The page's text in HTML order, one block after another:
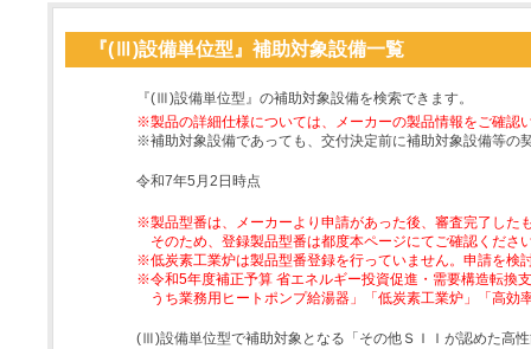
『(Ⅲ)設備単位型』補助対象設備一覧
『(Ⅲ)設備単位型』の補助対象設備を検索できます。
※製品の詳細仕様については、メーカーの製品情報をご確認
※補助対象設備であっても、交付決定前に補助対象設備等の
令和7年5月2日時点
※製品型番は、メーカーより申請があった後、審査完了した
そのため、登録製品型番は都度本ページにてご確認くださ
※低炭素工業炉は製品型番登録を行っていません。申請を検
※令和5年度補正予算 省エネルギー投資促進・需要構造転換
うち業務用ヒートポンプ給湯器」「低炭素工業炉」「高
(Ⅲ)設備単位型で補助対象となる「その他ＳＩＩが認めた高